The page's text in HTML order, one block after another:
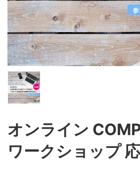
オンライン
ワークショップ